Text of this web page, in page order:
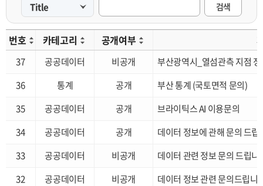
검색
번호 카테고리 공개여부
37 공공데이터 비공개
부산광역시_열섬관측 지점
36
통계 공개
부산 통계 (국토면적 문의)
35
공공데이터 공개
브라이틱스 AI 이용문의
34
공공데이터 공개
데이터 정보에 관해 문의 드립
33
공공데이터 비공개
데이터 관련 정보 문의 드립니
32
공공데이터 비공개
데이터 정보 관련 문의드립니